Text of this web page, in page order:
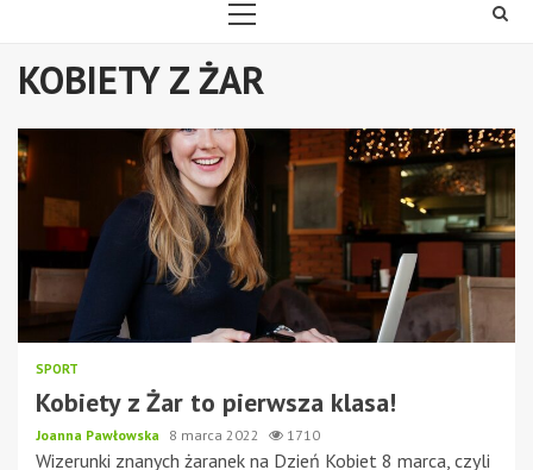
PRIMARY
KOBIETY Z ŻAR
SPORT
Kobiety z Żar to pierwsza klasa!
Joanna Pawłowska 8 marca 2022 1710
Wizerunki znanych żaranek na Dzień Kobiet 8 marca, czyli